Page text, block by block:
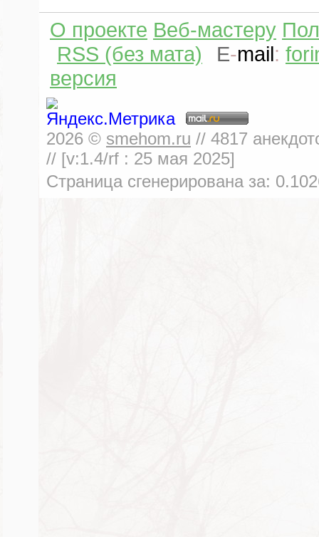
О проекте Веб-мастеру
RSS (без мата)
E-mail:
версия
2026 © smehom.ru // 4817
// [v:1.4/rf : 25 мая 2025]
Страница сгенерирована за: